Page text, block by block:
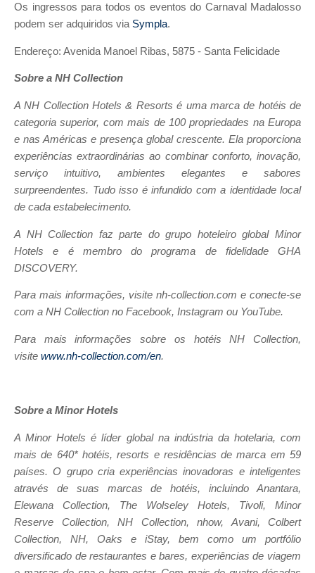
Os ingressos para todos os eventos do Carnaval Madalosso
podem ser adquiridos via Sympla.
Endereço: Avenida Manoel Ribas, 5875 - Santa Felicidade
Sobre a NH Collection
A NH Collection Hotels & Resorts é uma marca de hotéis de
categoria superior, com mais de 100 propriedades na Europa
e nas Américas e presença global crescente. Ela proporciona
experiências extraordinárias ao combinar conforto, inovação,
serviço intuitivo, ambientes elegantes e sabores
surpreendentes. Tudo isso é infundido com a identidade local
de cada estabelecimento.
A NH Collection faz parte do grupo hoteleiro global Minor
Hotels e é membro do programa de fidelidade GHA
DISCOVERY.
Para mais informações, visite nh-collection.com e conecte-se
com a NH Collection no Facebook, Instagram ou YouTube.
Para mais informações sobre os hotéis NH Collection,
visite www.nh-collection.com/en.
Sobre a Minor Hotels
A Minor Hotels é líder global na indústria da hotelaria, com
mais de 640* hotéis, resorts e residências de marca em 59
países. O grupo cria experiências inovadoras e inteligentes
através de suas marcas de hotéis, incluindo Anantara,
Elewana Collection, The Wolseley Hotels, Tivoli, Minor
Reserve Collection, NH Collection, nhow, Avani, Colbert
Collection, NH, Oaks e iStay, bem como um portfólio
diversificado de restaurantes e bares, experiências de viagem